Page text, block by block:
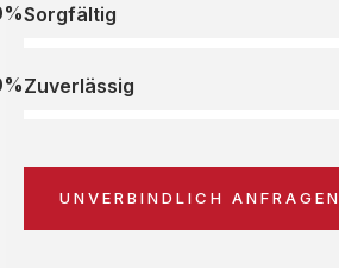
Sorgfältig
Zuverlässig
UNVERBINDLICH ANFRAGEN